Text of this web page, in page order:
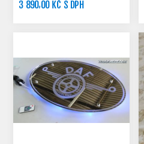
3 890,00 KČ S DPH